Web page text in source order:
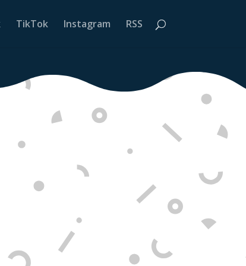
TikTok Instagram RSS